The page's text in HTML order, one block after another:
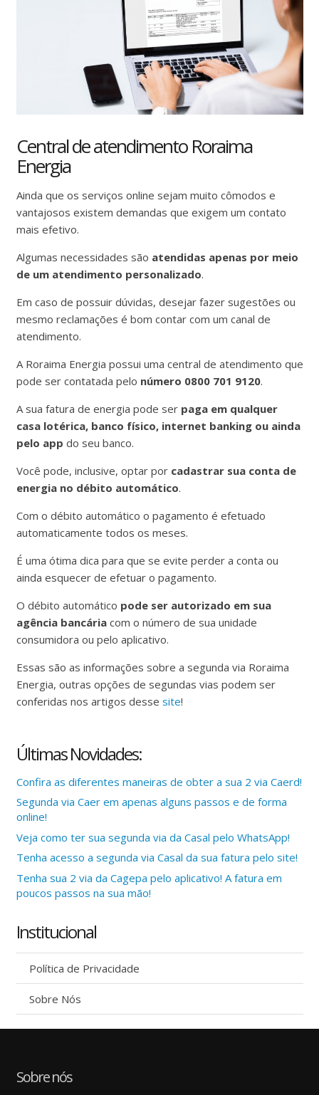
Central de atendimento Roraima
Energia
Ainda que os serviços online sejam muito cômodos e
vantajosos existem demandas que exigem um contato
mais efetivo.
Algumas necessidades são atendidas apenas por meio
de um atendimento personalizado.
Em caso de possuir dúvidas, desejar fazer sugestões ou
mesmo reclamações é bom contar com um canal de
atendimento.
A Roraima Energia possui uma central de atendimento que
pode ser contatada pelo número 0800 701 9120.
A sua fatura de energia pode ser paga em qualquer
casa lotérica, banco físico, internet banking ou ainda
pelo app do seu banco.
Você pode, inclusive, optar por cadastrar sua conta de
energia no débito automático.
Com o débito automático o pagamento é efetuado
automaticamente todos os meses.
É uma ótima dica para que se evite perder a conta ou
ainda esquecer de efetuar o pagamento.
O débito automático pode ser autorizado em sua
agência bancáriacom o número de sua unidade
consumidora ou pelo aplicativo.
Essas são as informações sobre a segunda via Roraima
Energia, outras opções de segundas vias podem ser
conferidas nos artigos desse site!
Últimas Novidades:
Confira as diferentes maneiras de obter a sua 2 via Caerd!
Segunda via Caer em apenas alguns passos e de forma
online!
Veja como ter sua segunda via da Casal pelo WhatsApp!
Tenha acesso a segunda via Casal da sua fatura pelo site!
Tenha sua 2 via da Cagepa pelo aplicativo! A fatura em
poucos passos na sua mão!
Institucional
Política de Privacidade
Sobre Nós
Sobre nós